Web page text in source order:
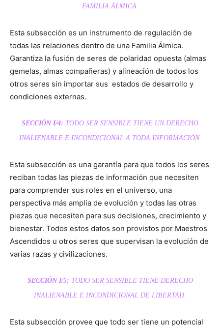
FAMILIA ÁLMICA.
Esta subsección es un instrumento de regulación de
todas las relaciones dentro de una Familia Álmica.
Garantiza la fusión de seres de polaridad opuesta (almas
gemelas, almas compañeras) y alineación de todos los
otros seres sin importar sus estados de desarrollo y
condiciones externas.
SECCIÓN I/4: TODO SER SENSIBLE TIENE UN DERECHO
INALIENABLE E INCONDICIONAL A TODA INFORMACIÓN.
Esta subsección es una garantía para que todos los seres
reciban todas las piezas de información que necesiten
para comprender sus roles en el universo, una
perspectiva más amplia de evolución y todas las otras
piezas que necesiten para sus decisiones, crecimiento y
bienestar. Todos estos datos son provistos por Maestros
Ascendidos u otros seres que supervisan la evolución de
varias razas y civilizaciones.
SECCIÓN I/5: TODOSER SENSIBLE TIENE DERECHO
INALIENABLE E INCONDICIONAL DE LIBERTAD.
Esta subsección provee que todo ser tiene un potencial